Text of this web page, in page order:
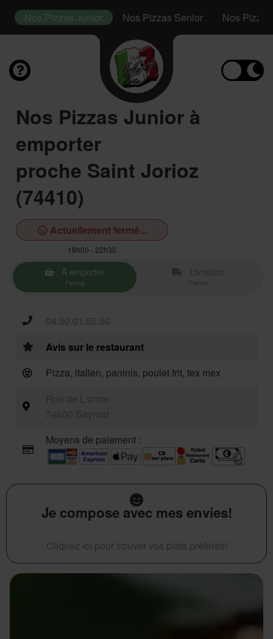
Nos Pizzas Junior Nos Pizzas Senior Nos
Nos Pizzas Junior à
emporter
proche Saint Jorioz
(74410)
Actuellement fermé...
18h00 - 22h30
À emporter
Fermé
04.50.01.50.50
Avis sur le restaurant
Pizza, italien, paninis, poulet frit, tex mex
Moyens de paiement :
Je compose avec mes envies!
Cliquez ici pour trouver vos plats préférés!